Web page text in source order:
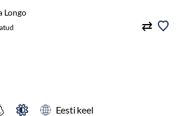
Longo
Eesti keel